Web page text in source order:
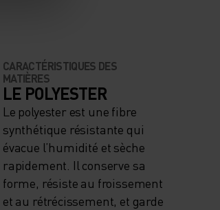
CARACTÉRISTIQUES DES
MATIÈRES
LE POLYESTER
Le polyester est une fibre
synthétique résistante qui
évacue l’humidité et sèche
rapidement. Il conserve sa
forme, résiste au froissement
et au rétrécissement, et garde